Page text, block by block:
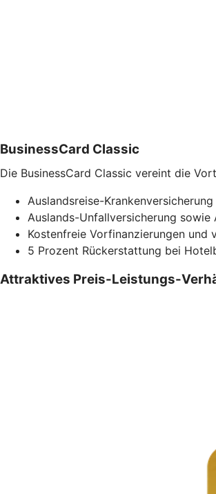
BusinessCard Classic
Die BusinessCard Classic vereint die
Auslandsreise-Krankenversicherung
Auslands-Unfallversicherung
Kostenfreie Vorfinanzierungen und
5 Prozent Rückerstattung bei
Attraktives Preis-Leistungs-